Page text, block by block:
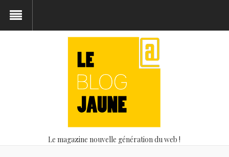
Le magazine nouvelle génération du web !